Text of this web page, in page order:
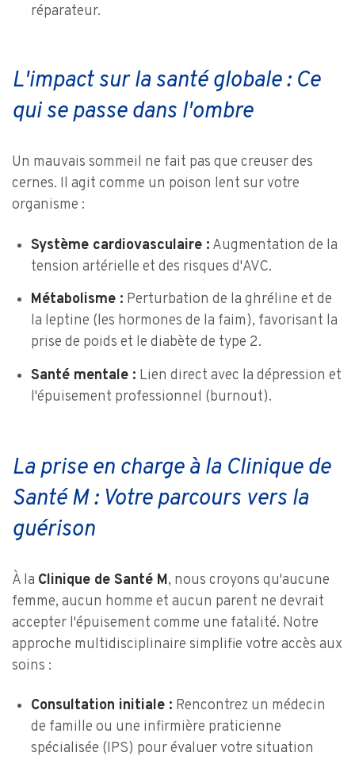
réparateur.
L'impact sur la santé globale : Ce
qui se passe dans l'ombre
Un mauvais sommeil ne fait pas que creuser des
cernes. Il agit comme un poison lent sur votre
organisme :
Système cardiovasculaire : Augmentation de la
tension artérielle et des risques d'AVC.
Métabolisme : Perturbation de la ghréline et de
la leptine (les hormones de la faim), favorisant la
prise de poids et le diabète de type 2.
Santé mentale : Lien direct avec la dépression et
l'épuisement professionnel (burnout).
La prise en charge à la Clinique de
Santé M : Votre parcours vers la
guérison
À la Clinique de Santé M, nous croyons qu'aucune
femme, aucun homme et aucun parent ne devrait
accepter l'épuisement comme une fatalité. Notre
approche multidisciplinaire simplifie votre accès aux
soins :
Consultation initiale : Rencontrez un médecin
de famille ou une infirmière praticienne
spécialisée (IPS) pour évaluer votre situation